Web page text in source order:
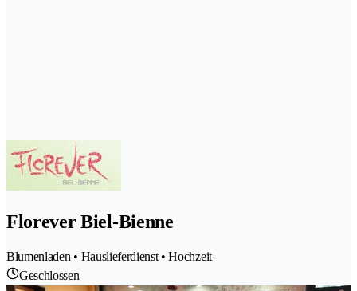
Florever Biel-Bienne
Blumenladen • Hauslieferdienst • Hochzeit
Geschlossen